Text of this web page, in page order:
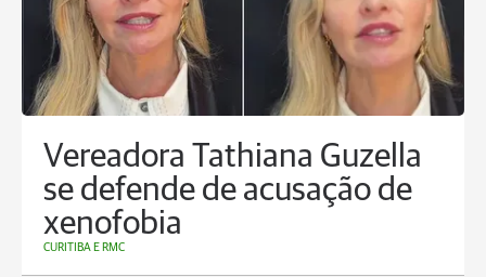
Vereadora Tathiana Guzella
se defende de acusação de
xenofobia
CURITIBA E RMC